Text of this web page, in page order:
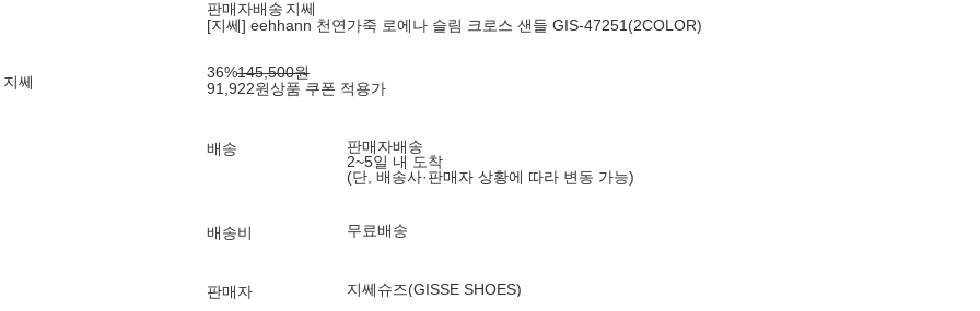
쎄
판매자배송 지쎄
[지쎄] eehhann 천연가죽 로에나 슬림 크로스 샌들 GIS-47251(2COLOR)
36%145,500원
91,922원상품 쿠폰 적용가
배송
판매자배송
2~5일 내 도착
(단, 배송사·판매자 상황에 따라 변동 가능)
배송비 무료배송
판매자 지쎄슈즈(GISSE SHOES)